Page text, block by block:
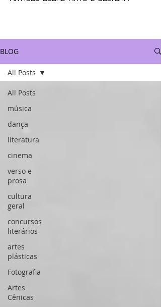
BLOG
All Posts
música
dança
literatura
cinema
verso e
prosa
cultura
geral
concursos
literários
artes
plásticas
Fotografia
Artes
Cênicas
All Posts